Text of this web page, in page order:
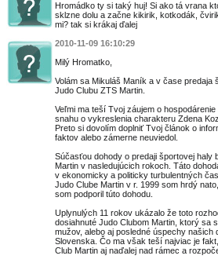
Hromádko ty si taký huj! Si ako tá vrana
sklzne dolu a začne kikirik, kotkodák,
mi? tak si krákaj ďalej
2010-11-09 16:10:29
Milý Hromatko,
Volám sa Mikuláš Maník a v čase predaja
Judo Clubu ZTS Martin.
Veľmi ma teší Tvoj záujem o
snahu o vykreslenia charakteru Zdena
Preto si dovolím doplniť Tvoj článok o
faktov alebo zámerne neuviedol.
Súčasťou dohody o predaji športovej haly
Martin v nasledujúcich rokoch. Táto
v ekonomicky a politicky turbulentných
Judo Clube Martin v r. 1999 som hrdý
som podporil túto dohodu.
Uplynulých 11 rokov ukázalo že toto
dosiahnuté Judo Clubom Martin, ktorý sa
mužov, alebo aj posledné úspechy
Slovenska. Čo ma však teší najviac je
Club Martin aj naďalej nad rámec a